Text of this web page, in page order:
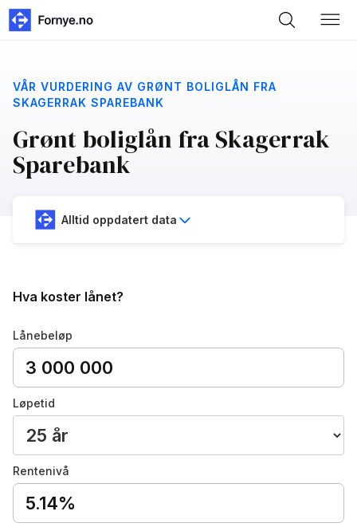
VÅR VURDERING AV GRØNT BOLIGLÅN FRA
SKAGERRAK SPAREBANK
Grønt boliglån fra Skagerrak
Sparebank
Alltid oppdatert data
Hva koster lånet?
Lånebeløp
Løpetid
Rentenivå
5.14%